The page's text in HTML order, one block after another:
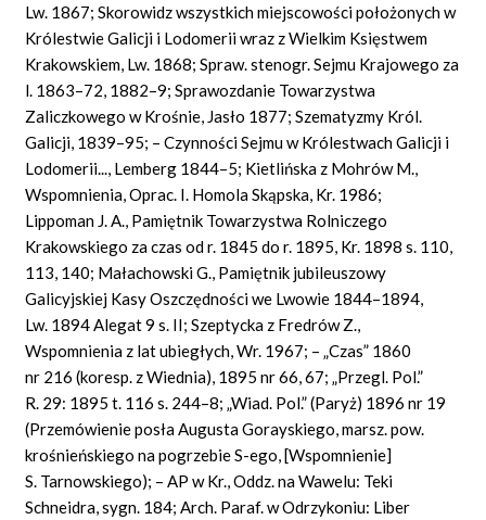
Lw. 1867; Skorowidz wszystkich miejscowości położonych w
Królestwie Galicji i Lodomerii wraz z Wielkim Księstwem
Krakowskiem, Lw. 1868; Spraw. stenogr. Sejmu Krajowego za
l. 1863–72, 1882–9; Sprawozdanie Towarzystwa
Zaliczkowego w Krośnie, Jasło 1877; Szematyzmy Król.
Galicji, 1839–95; – Czynności Sejmu w Królestwach Galicji i
Lodomerii..., Lemberg 1844–5; Kietlińska z Mohrów M.,
Wspomnienia, Oprac. I. Homola Skąpska, Kr. 1986;
Lippoman J. A., Pamiętnik Towarzystwa Rolniczego
Krakowskiego za czas od r. 1845 do r. 1895, Kr. 1898 s. 110,
113, 140; Małachowski G., Pamiętnik jubileuszowy
Galicyjskiej Kasy Oszczędności we Lwowie 1844–1894,
Lw. 1894 Alegat 9 s. II; Szeptycka z Fredrów Z.,
Wspomnienia z lat ubiegłych, Wr. 1967; – „Czas” 1860
nr 216 (koresp. z Wiednia), 1895 nr 66, 67; „Przegl. Pol.”
R. 29: 1895 t. 116 s. 244–8; „Wiad. Pol.” (Paryż) 1896 nr 19
(Przemówienie posła Augusta Gorayskiego, marsz. pow.
krośnieńskiego na pogrzebie S-ego, [Wspomnienie]
S. Tarnowskiego); – AP w Kr., Oddz. na Wawelu: Teki
Schneidra, sygn. 184; Arch. Paraf. w Odrzykoniu: Liber